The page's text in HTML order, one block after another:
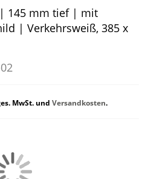
| 145 mm tief | mit
| Verkehrsweiß, 385 x
MwSt. und Versandkosten.